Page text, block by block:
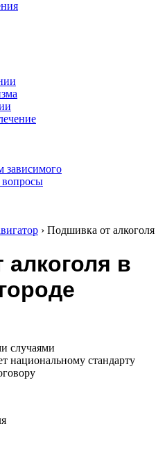
зависимого
вопросы
› Подшивка от алкоголя
в
случаями
национальному стандарту